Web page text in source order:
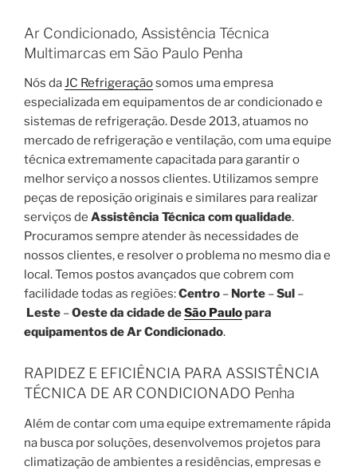
Ar Condicionado, Assistência Técnica
Multimarcas em São Paulo Penha
Nós daJC Refrigeraçãosomos uma empresa
especializada em equipamentos de ar condicionado e
sistemas de refrigeração. Desde 2013, atuamos no
mercado de refrigeração e ventilação, com uma equipe
técnica extremamente capacitada para garantir o
melhor serviço a nossos clientes. Utilizamos sempre
peças de reposição originais e similares para realizar
serviços de Assistência Técnica com qualidade.
Procuramos sempre atender às necessidades de
nossos clientes, e resolver o problema no mesmo dia e
local. Temos postos avançados que cobrem com
facilidade todas as regiões:Centro – Norte –Sul –
Leste –Oeste da cidade deSão Paulopara
equipamentos de Ar Condicionado.
RAPIDEZ E EFICIÊNCIA PARA ASSISTÊNCIA
TÉCNICA DE AR CONDICIONADO Penha
Além de contar com uma equipe extremamente rápida
na busca por soluções, desenvolvemos projetos para
climatização de ambientes a residências, empresas e